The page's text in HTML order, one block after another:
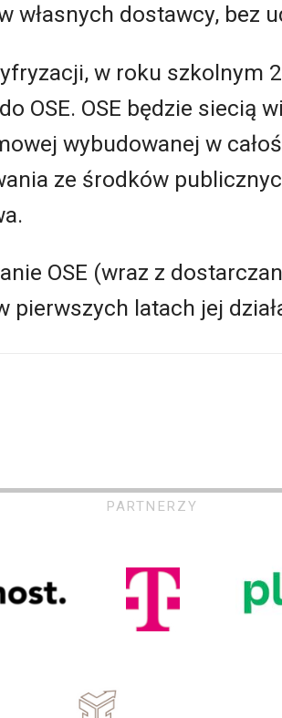
własnych dostawcy, bez
w roku szkolnym
OSE. OSE będzie siecią
wybudowanej w
ze środków
OSE (wraz z
pierwszych latach jej
PARTNERZY